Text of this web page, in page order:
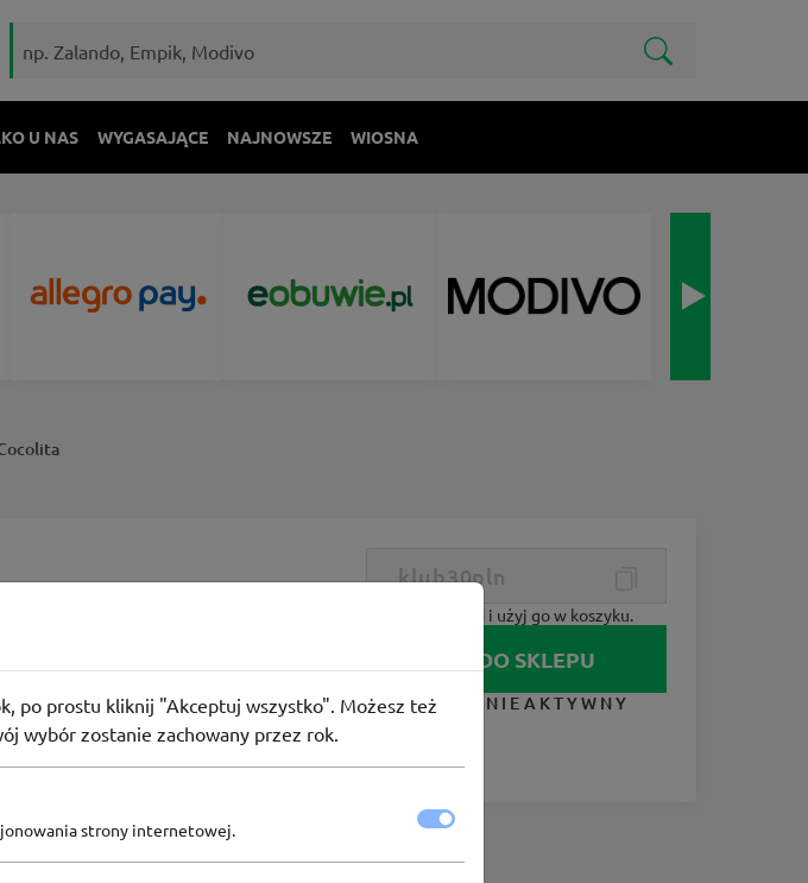
U NAS WYGASAJĄCE NAJNOWSZE WIOSNA
od 129 zł w Cocolita
Skopiuj kod i użyj go w koszyku.
IDŹ DO SKLEPU
KUPON NIEAKTYWNY
członków klubu.
po prostu kliknij "Akceptuj wszystko". Możesz też
wybór zostanie zachowany przez rok.
strony internetowej.